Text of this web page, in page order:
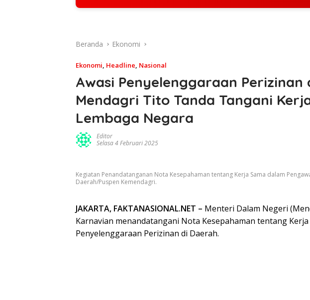
Beranda Ekonomi
Ekonomi, Headline, Nasional
Awasi Penyelenggaraan Perizinan
Mendagri Tito Tanda Tangani
Lembaga Negara
Editor
Selasa 4 Februari 2025
Kegiatan Penandatanganan Nota Kesepahaman tentang Kerja Sama dalam
Daerah/Puspen Kemendagri.
JAKARTA, FAKTANASIONAL.NET – Menteri Dalam Negeri
Karnavian menandatangani Nota Kesepahaman tentang Kerja
Penyelenggaraan Perizinan di Daerah.